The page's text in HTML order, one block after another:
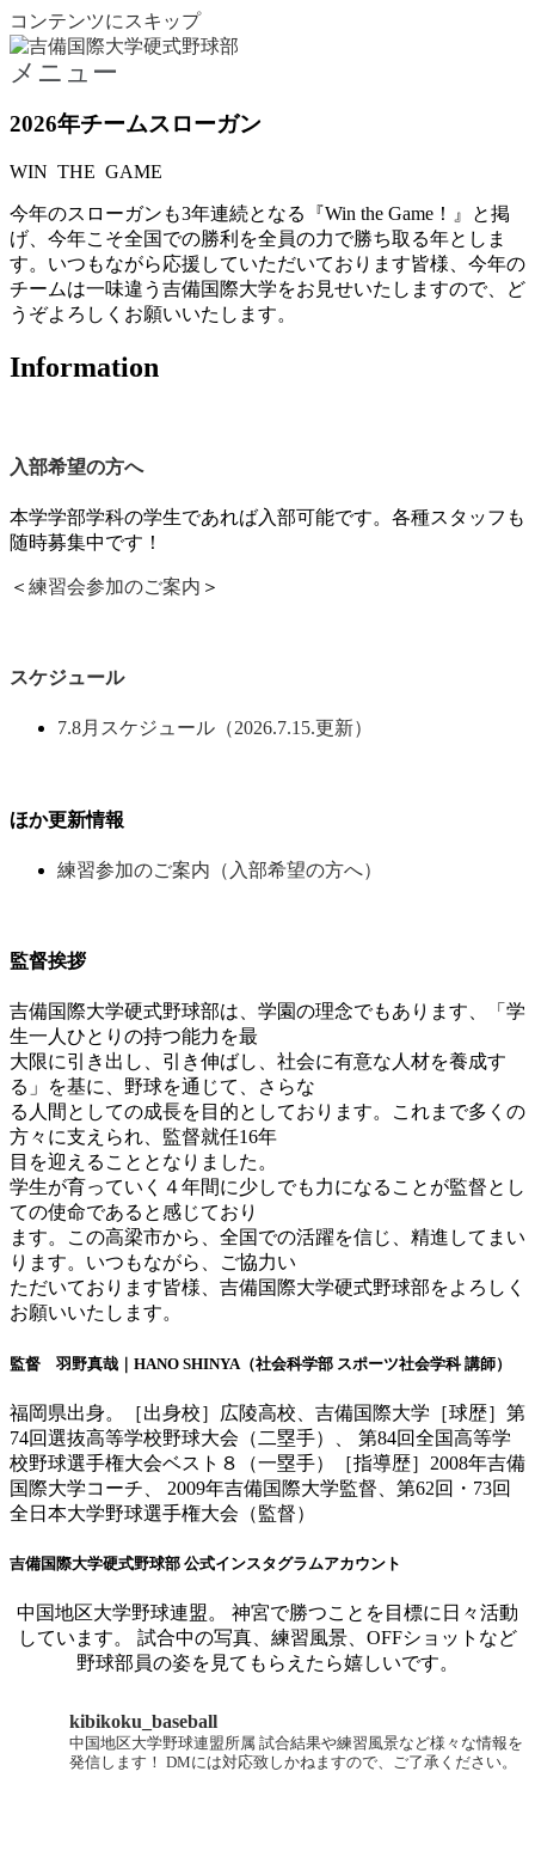
コンテンツにスキップ
メニュー
2026年チームスローガン
WIN THE GAME
今年のスローガンも3年連続となる『Win the Game！』と掲
げ、今年こそ全国での勝利を全員の力で勝ち取る年としま
す。いつもながら応援していただいております皆様、今年の
チームは一味違う吉備国際大学をお見せいたしますので、ど
うぞよろしくお願いいたします。
Information
入部希望の方へ
本学学部学科の学生であれば入部可能です。各種スタッフも
随時募集中です！
＜ 練習会参加のご案内 ＞
スケジュール
7.8月スケジュール（2026.7.15.更新）
ほか更新情報
練習参加のご案内（入部希望の方へ）
監督挨拶
吉備国際大学硬式野球部は、学園の理念でもあります、「学
生一人ひとりの持つ能力を最
大限に引き出し、引き伸ばし、社会に有意な人材を養成す
る」を基に、野球を通じて、さらな
る人間としての成長を目的としております。これまで多くの
方々に支えられ、監督就任16年
目を迎えることとなりました。
学生が育っていく４年間に少しでも力になることが監督とし
ての使命であると感じており
ます。この高梁市から、全国での活躍を信じ、精進してまい
ります。いつもながら、ご協力い
ただいております皆様、吉備国際大学硬式野球部をよろしく
お願いいたします。
監督 羽野真哉 ｜HANO SHINYA（社会科学部 スポーツ社会学科 講師）
福岡県出身。［出身校］広陵高校、吉備国際大学［球歴］第
74回選抜高等学校野球大会（二塁手）、 第84回全国高等学
校野球選手権大会ベスト８（一塁手）［指導歴］2008年吉備
国際大学コーチ、 2009年吉備国際大学監督、第62回・73回
全日本大学野球選手権大会（監督）
吉備国際大学硬式野球部 公式インスタグラムアカウント
中国地区大学野球連盟。 神宮で勝つことを目標に日々活動
しています。 試合中の写真、練習風景、OFFショットなど
野球部員の姿を見てもらえたら嬉しいです。
kibikoku_baseball
中国地区大学野球連盟所属 試合結果や練習風景など様々な情報を
発信します！ DMには対応致しかねますので、ご了承ください。